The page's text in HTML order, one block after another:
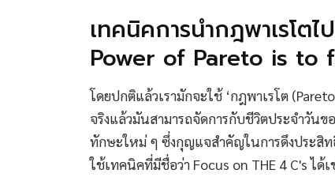
เทคนิคการนำกฎพาเรโต
Power of Pareto is to
โดยปกติแล้วเรามักจะใช้ ‘กฎพาเรโต
จริงแล้วมันสามารถจัดการกับชีวิตประจำวันข
ทักษะใหม่ ๆ ซึ่งกุญแจสำคัญในการดึงประสิท
ใช้เทคนิคที่มีชื่อว่า Focus on THE 4 C's ได้